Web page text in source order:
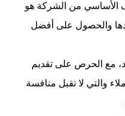
الأساسي من الشركة هو
والحصول على أفضل
مع الحرص على تقديم
والتي لا تقبل منافسة